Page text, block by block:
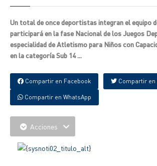
Un total de once deportistas integran el equipo
participará en la fase Nacional de los Juegos
especialidad de Atletismo para Niños con
en la categoría Sub 14 ...
Compartir en Facebook Compartir en
Compartir en WhatsApp
Acciones